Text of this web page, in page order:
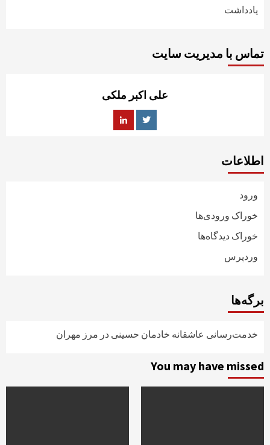
یادداشت
تماس با مدیریت سایت
علی اکبر ملکی
اطلاعات
ورود
خوراک ورودی‌ها
خوراک دیدگاه‌ها
وردپرس
برگه‌ها
خدمت‌رسانی عاشقانه خادمان حسینی در مرز مهران
You may have missed